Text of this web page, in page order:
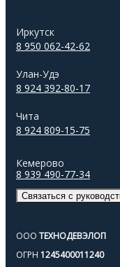
Иркутск
8 950 062-42-62
Улан-Удэ
8 924 392-80-17
Чита
8 924 809-15-75
Кемерово
8 939 490-77-34
Связаться с
ООО ТЕХНОДЕВЭЛОП
ОГРН 1245400011240